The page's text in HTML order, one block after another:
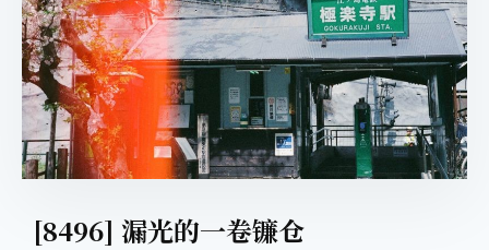
[8496] 漏光的一卷镰仓